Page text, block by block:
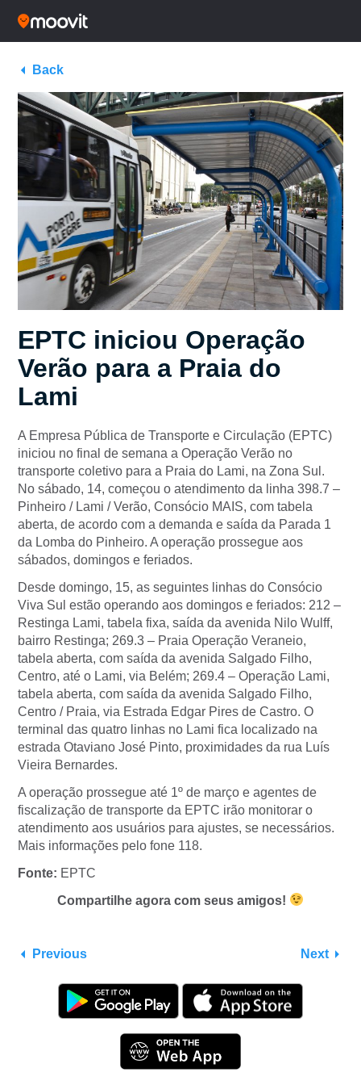
Back
EPTC iniciou Operação
Verão para a Praia do
Lami
A Empresa Pública de Transporte e Circulação (EPTC)
iniciou no final de semana a Operação Verão no
transporte coletivo para a Praia do Lami, na Zona Sul.
No sábado, 14, começou o atendimento da linha 398.7 –
Pinheiro / Lami / Verão, Consócio MAIS, com tabela
aberta, de acordo com a demanda e saída da Parada 1
da Lomba do Pinheiro. A operação prossegue aos
sábados, domingos e feriados.
Desde domingo, 15, as seguintes linhas do Consócio
Viva Sul estão operando aos domingos e feriados: 212 –
Restinga Lami, tabela fixa, saída da avenida Nilo Wulff,
bairro Restinga; 269.3 – Praia Operação Veraneio,
tabela aberta, com saída da avenida Salgado Filho,
Centro, até o Lami, via Belém; 269.4 – Operação Lami,
tabela aberta, com saída da avenida Salgado Filho,
Centro / Praia, via Estrada Edgar Pires de Castro. O
terminal das quatro linhas no Lami fica localizado na
estrada Otaviano José Pinto, proximidades da rua Luís
Vieira Bernardes.
A operação prossegue até 1º de março e agentes de
fiscalização de transporte da EPTC irão monitorar o
atendimento aos usuários para ajustes, se necessários.
Mais informações pelo fone 118.
Fonte: EPTC
Compartilhe agora com seus amigos!
Previous Next